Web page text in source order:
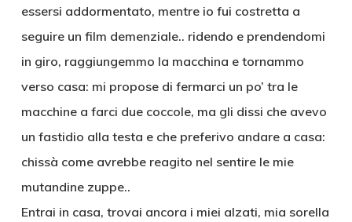
essersi addormentato, mentre io fui costretta a
seguire un film demenziale.. ridendo e prendendomi
in giro, raggiungemmo la macchina e tornammo
verso casa: mi propose di fermarci un po’ tra le
macchine a farci due coccole, ma gli dissi che avevo
un fastidio alla testa e che preferivo andare a casa:
chissà come avrebbe reagito nel sentire le mie
mutandine zuppe..
Entrai in casa, trovai ancora i miei alzati, mia sorella